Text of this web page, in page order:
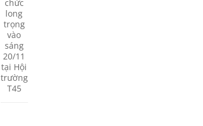
chức
long
trọng
vào
sáng
20/11
tại Hội
trường
T45